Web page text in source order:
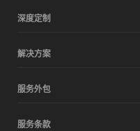
深度定制
解决方案
服务外包
服务条款